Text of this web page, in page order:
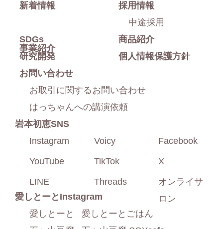
採用情報
中途採用
事業紹介
商品紹介
研究開発
新着情報
個人情報保護方針
SDGs
お問い合わせ
お取引に関するお問い合わせ
はっちゃんへの講演依頼
岩本初恵SNS
Instagram
Voicy Facebook
YouTube TikTok X
LINE Threads
オンライサ
ロン
愛しとーと Instagram
愛しとーと
愛しとーとごはん